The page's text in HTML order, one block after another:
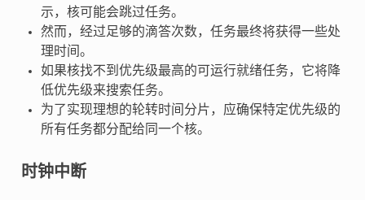
示，核可能会跳过任务。
然而，经过足够的滴答次数，任务最终将获得一些处
理时间。
如果核找不到优先级最高的可运行就绪任务，它将降
低优先级来搜索任务。
为了实现理想的轮转时间分片，应确保特定优先级的
所有任务都分配给同一个核。
时钟中断